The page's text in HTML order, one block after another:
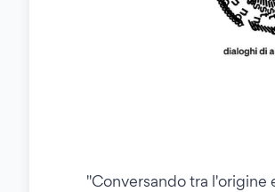
"Conversando tra l'origine